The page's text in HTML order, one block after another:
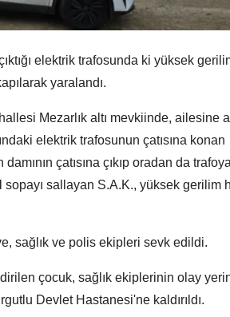
elektrik trafosunda ki yüksek
yaralandı.
Mezarlık altı mevkiinde, ailesine
elektrik trafosunun çatısına konan
çatısına çıkıp oradan da
sallayan S.A.K., yüksek gerilim
sağlık ve polis ekipleri sevk edildi.
çocuk, sağlık ekiplerinin olay
Devlet Hastanesi'ne kaldırıldı.